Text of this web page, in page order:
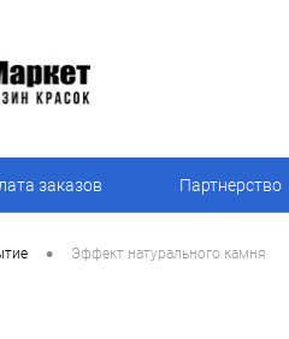
заказов Партнерство
• Эффект натурального камня